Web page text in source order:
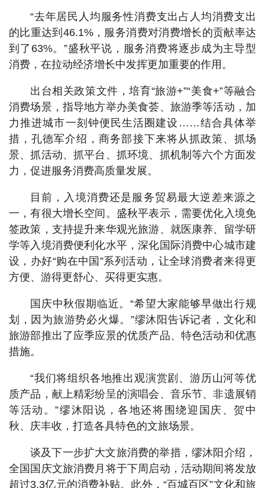
“去年居民人均服务性消费支出占人均消费支出
的比重达到46.1%，服务消费对消费增长的贡献率达
到了63%。”盛秋平说，服务消费将逐步成为主导型
消费，在拉动经济增长中发挥更加重要的作用。
出台相关政策文件，培育“旅游+”“美食+”等融合
消费场景，指导地方举办美食荟、旅游季等活动，加
力推进城市一刻钟便民生活圈建设……结合具体举
措，孔德军介绍，商务部接下来将从抓政策、抓场
景、抓活动、抓平台、抓环境、抓机制等六个方面发
力，促进服务消费高质量发展。
目前，入境消费还是服务贸易最大逆差来源之
一，有很大增长空间。盛秋平表示，需要优化入境免
签政策，支持提升来华观光旅游、就医康养、留学研
学等入境消费便利化水平，深化国际消费中心城市建
设，办好“购在中国”系列活动，让全球消费者来得更
方便、游得更舒心、买得更实惠。
国庆中秋假期临近。“希望大家能够早做出行规
划，因为旅游势必火爆。”缪沐阳告诉记者，文化和
旅游部推出了应季应景的优质产品、特色活动和优惠
措施。
“我们将组织各地推出观演赏剧、游历山河等优
质产品，献上精彩纷呈的演唱会、音乐节、非遗展销
等活动。”缪沐阳说，各地还将围绕迎国庆、贺中
秋、庆丰收，打造各具特色的文旅场景。
谈及下一步扩大文旅消费的举措，缪沐阳介绍，
全国国庆文旅消费月将于下周启动，活动期间将发放
超过3.3亿元的消费补贴。此外，“百城百区”文化和旅